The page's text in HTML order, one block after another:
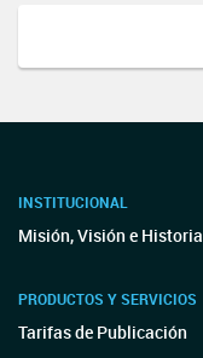
INSTITUCIONAL
Misión, Visión e Historia
PRODUCTOS Y SERVICIOS
Tarifas de Publicación